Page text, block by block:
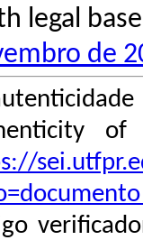
legal
de